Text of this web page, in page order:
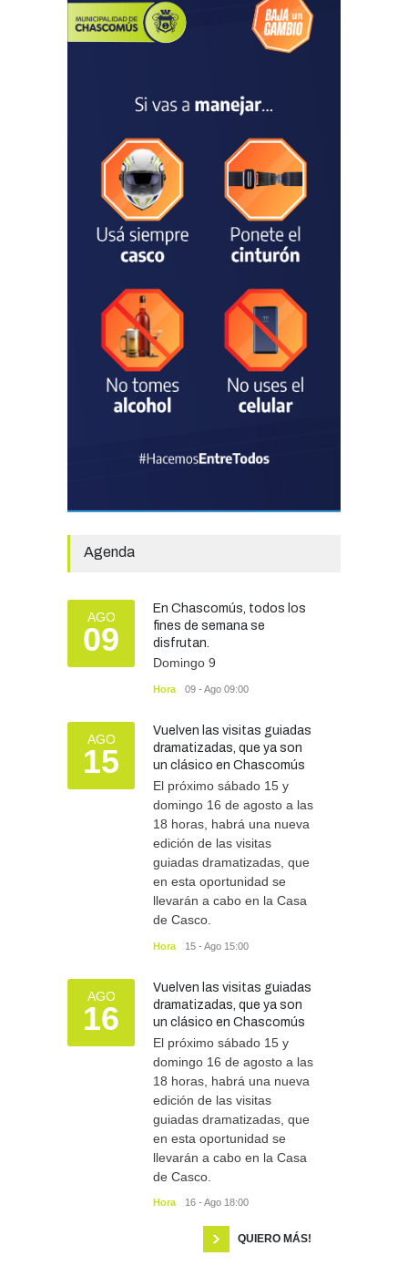
ocupación turística, aunque
el sector mantiene la
preocupación por la crisis
Chascomús incorporó una
estación
hidrometeorológica para
fortalecer el monitoreo y la
prevención ante eventos
climáticos
SEGURIDAD 31/07/2026
La Escuela Normal tendrá
calefacción para el reinicio
de las clases tras una obra
de emergencia financiada
por la Municipalidad
30/07/2026
Silvina Lantaño: “Estar
preparados e informados
nos protege a todos”
SEGURIDAD
Agenda
AGO
09
En Chascomús, todos los
fines de semana se
disfrutan.
Domingo 9
Hora 09 - Ago 09:00
AGO
15
Vuelven las visitas guiadas
dramatizadas, que ya son
un clásico en Chascomús
El próximo sábado 15 y
domingo 16 de agosto a las
18 horas, habrá una nueva
edición de las visitas
guiadas dramatizadas, que
en esta oportunidad se
llevarán a cabo en la Casa
de Casco.
Hora 15 - Ago 15:00
AGO
16
Vuelven las visitas guiadas
dramatizadas, que ya son
un clásico en Chascomús
El próximo sábado 15 y
domingo 16 de agosto a las
18 horas, habrá una nueva
edición de las visitas
guiadas dramatizadas, que
en esta oportunidad se
llevarán a cabo en la Casa
de Casco.
Hora 16 - Ago 18:00
QUIERO MÁS!